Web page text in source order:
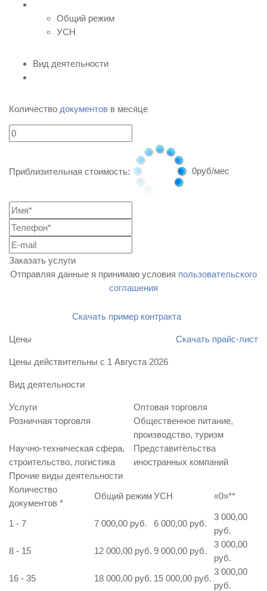
Общий режим
УСН
Вид деятельности
Количество документов в месяце
Приблизительная стоимость: 0руб/мес
Заказать услуги
Отправляя данные я принимаю условия пользовательского
соглашения
Скачать пример контракта
Цены Скачать прайс-лист
Цены действительны с 1 Августа 2026
Вид деятельности
Услуги
Оптовая торговля
Розничная торговля
Общественное питание,
производство, туризм
Научно-техническая сфера,
строительство, логистика
Представительства
иностранных компаний
Прочие виды деятельности
Количество
документов *
Общий режимУСН «0»**
1 - 7 7 000,00 руб. 6 000,00 руб.
3 000,00
руб.
8 - 15
12 000,00 руб. 9 000,00 руб.
3 000,00
руб.
16 - 35
18 000,00 руб. 15 000,00 руб.
3 000,00
руб.